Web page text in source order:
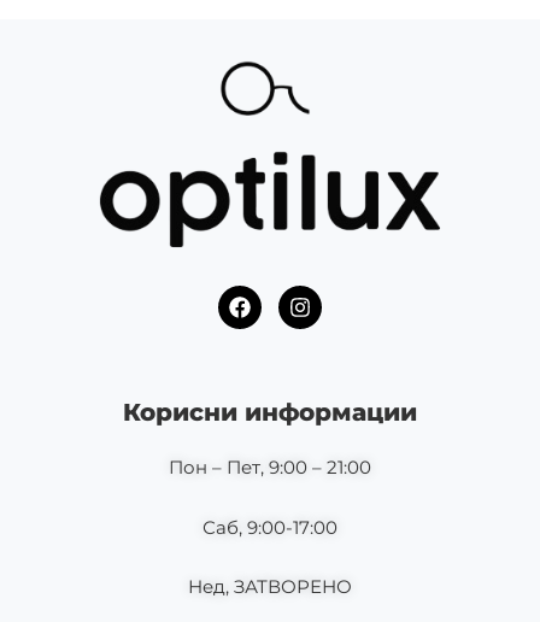
F
a
o
o
I
n
g
r
m
Корисни информации
Пон – Пет, 9:00 – 21:00
Саб, 9:00-17:00
Нед, ЗАТВОРЕНО